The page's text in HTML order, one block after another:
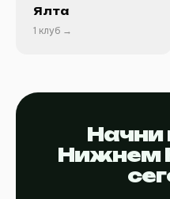
Ялта
1 клуб →
Начни
Нижнем